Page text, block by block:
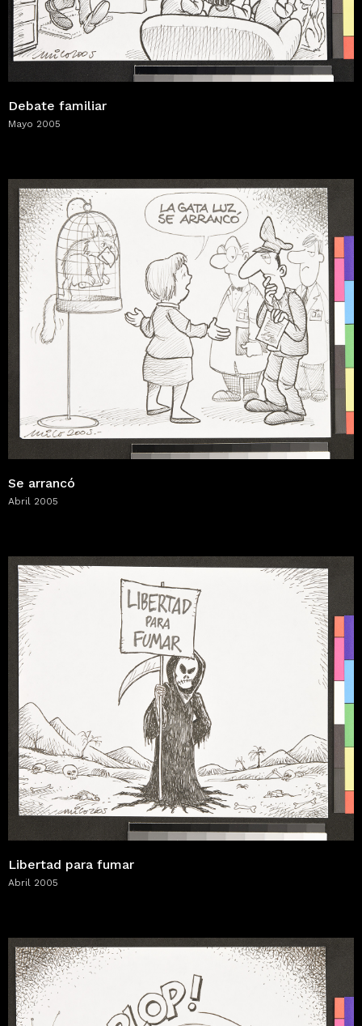
Debate familiar
Mayo 2005
Se arrancó
Abril 2005
Libertad para fumar
Abril 2005